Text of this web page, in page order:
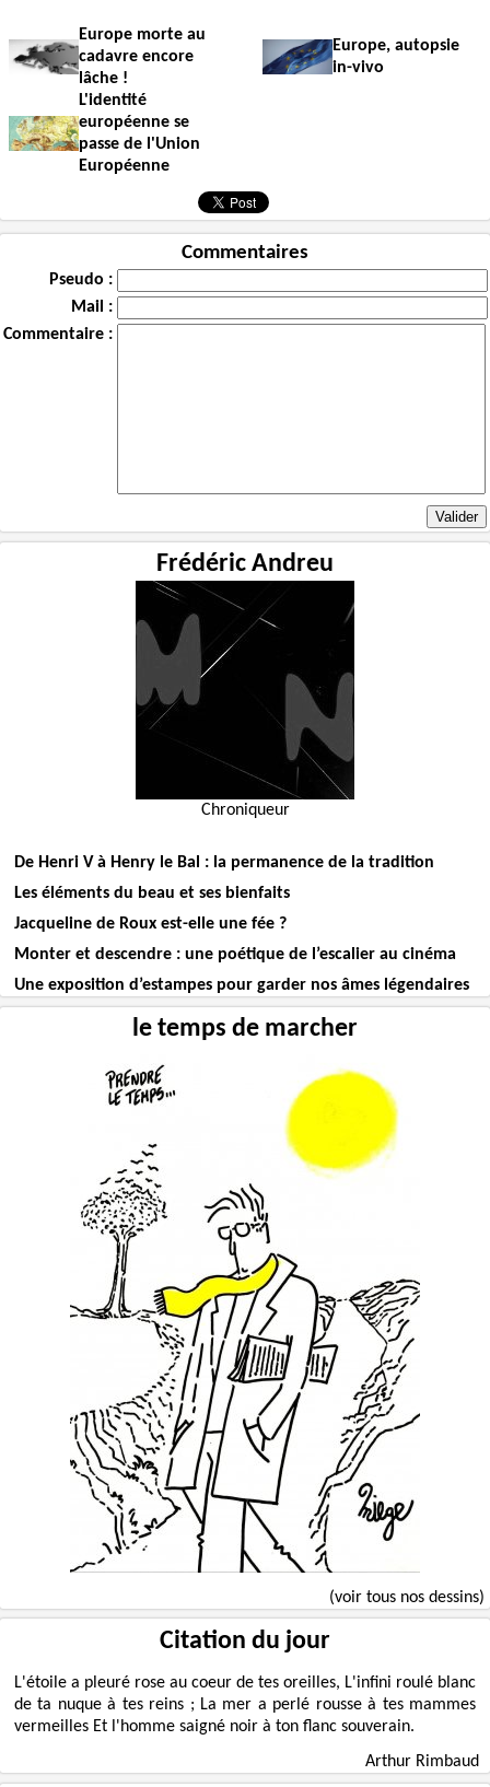
Europe morte au
cadavre encore
lâche !
Europe, autopsie
in-vivo
L'identité
européenne se
passe de l'Union
Européenne
Commentaires
Pseudo :
Mail :
Commentaire :
Frédéric Andreu
Chroniqueur
De Henri V à Henry le Bal : la permanence de la tradition
Les éléments du beau et ses bienfaits
Jacqueline de Roux est-elle une fée ?
Monter et descendre : une poétique de l’escalier au cinéma
Une exposition d’estampes pour garder nos âmes légendaires
le temps de marcher
(voir tous nos dessins)
Citation du jour
L'étoile a pleuré rose au coeur de tes oreilles, L'infini roulé blanc
de ta nuque à tes reins ; La mer a perlé rousse à tes mammes
vermeilles Et l'homme saigné noir à ton flanc souverain.
Arthur Rimbaud